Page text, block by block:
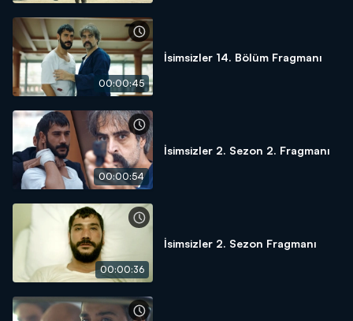
00:00:45
İsimsizler 14. Bölüm Fragmanı
00:00:54
İsimsizler 2. Sezon 2. Fragmanı
00:00:36
İsimsizler 2. Sezon Fragmanı